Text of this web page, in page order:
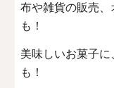
布や雑貨の販売
も！
美味しいお菓子
も！